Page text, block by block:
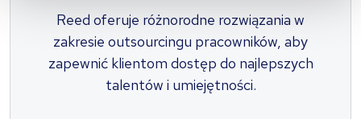
rekrutacji (RPO)
Reed oferuje różnorodne rozwiązania w
zakresie outsourcingu pracowników, aby
zapewnić klientom dostęp do najlepszych
talentów i umiejętności.